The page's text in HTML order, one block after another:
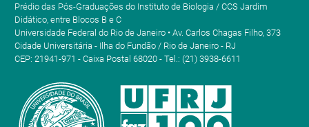
Prédio das Pós-Graduações do Instituto de Biologia / CCS Jardim
Didático, entre Blocos B e C
Universidade Federal do Rio de Janeiro • Av. Carlos Chagas Filho, 373
Cidade Universitária - Ilha do Fundão / Rio de Janeiro - RJ
CEP: 21941-971 - Caixa Postal 68020 - Tel.: (21) 3938-6611